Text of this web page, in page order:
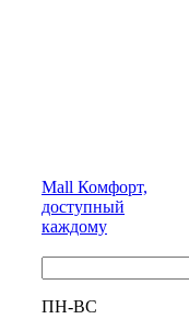
Mall Комфорт,
доступный
каждому
ПН-ВС